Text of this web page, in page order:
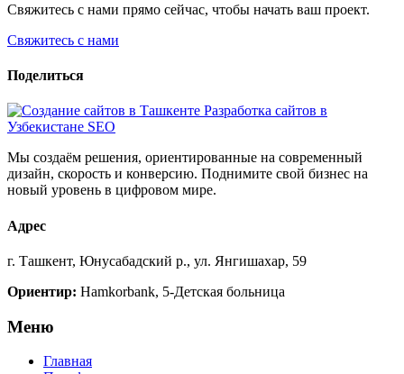
Свяжитесь с нами прямо сейчас, чтобы начать ваш проект.
Свяжитесь с нами
Поделиться
Мы создаём решения, ориентированные на современный
дизайн, скорость и конверсию. Поднимите свой бизнес на
новый уровень в цифровом мире.
Адрес
г. Ташкент, Юнусабадский р., ул. Янгишахар, 59
Ориентир: Hamkorbank, 5-Детская больница
Меню
Главная